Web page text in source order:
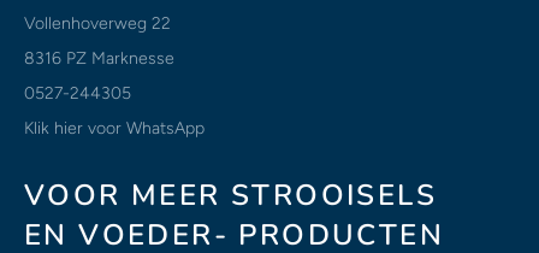
Vollenhoverweg 22
8316 PZ Marknesse
0527-244305
Klik hier voor WhatsApp
VOOR MEER STROOISELS
EN VOEDER- PRODUCTEN